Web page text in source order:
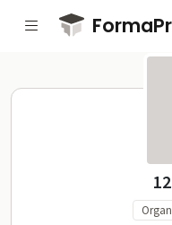
Passer au contenu principal